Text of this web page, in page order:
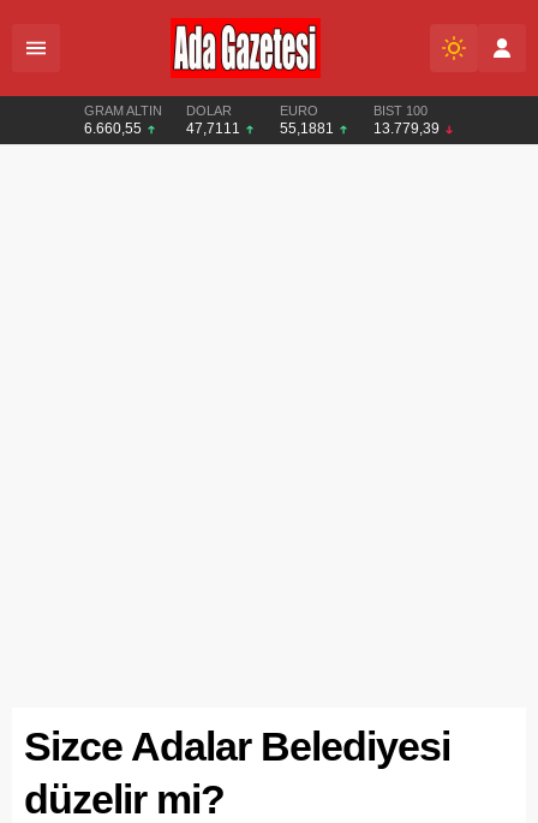
GRAM ALTIN
6.660,55
DOLAR
47,7111
EURO
55,1881
BIST 100
13.779,39
Sizce Adalar Belediyesi
düzelir mi?